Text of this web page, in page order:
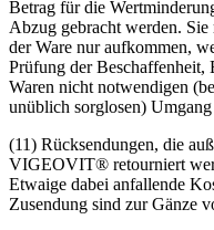
Betrag für die
Abzug gebracht werden.
der Ware nur aufkommen,
Prüfung der Beschaffenheit,
Waren nicht notwendigen
unüblich sorglosen)
(11) Rücksendungen, die
VIGEOVIT® retourniert
Etwaige dabei anfallende
Zusendung sind zur Gänze